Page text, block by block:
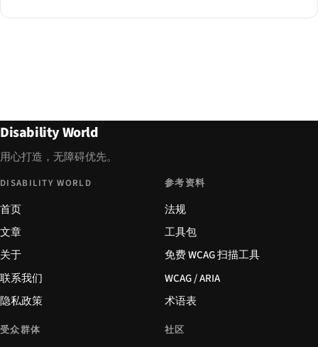
Disability World
用心打造，无障碍优先。
DISABILITY WORLD
首页
文章
关于
联系我们
隐私政策
参考资料
法规
工具包
免费 WCAG 扫描工具
WCAG / ARIA
术语表
受众群体 社区